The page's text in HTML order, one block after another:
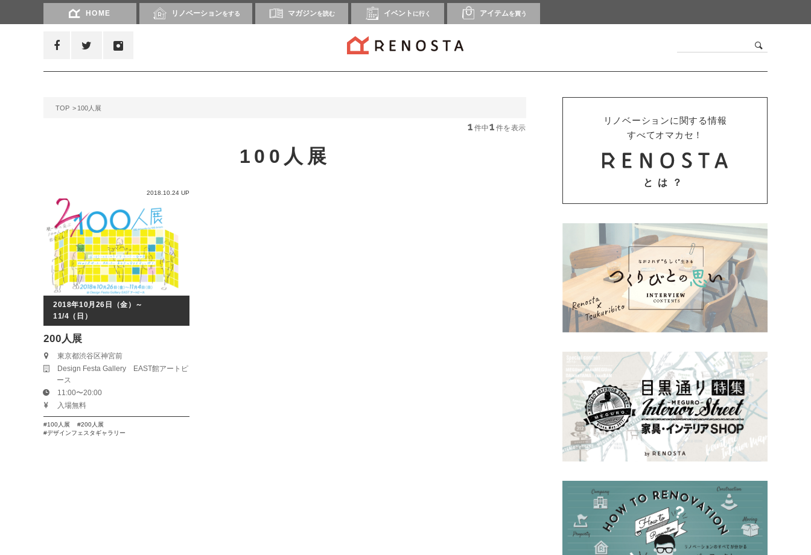
HOME リノベーションをする マガジンを読む イベント に行く アイテムを買う
TOP 100人展
1 件中1 件を表示
100人展
2018.10.24 UP
2018年10月26日（金）～
11/4（日）
200人展
東京都渋谷区神宮前
Design Festa Gallery EAST館アートピ
ース
11:00〜20:00
入場無料
100人展
200人展
デザインフェスタギャラリー
リノベーションに関する情報
すべてオマカセ！
とは？